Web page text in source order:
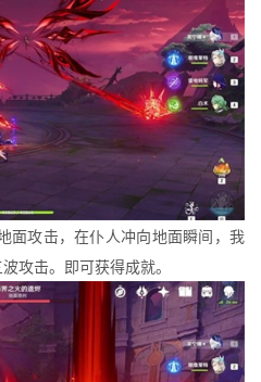
面攻击，在仆人冲向地面瞬间，我
攻击。即可获得成就。